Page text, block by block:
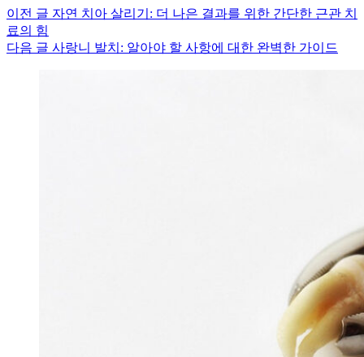
이전 글 자연 치아 살리기: 더 나은 결과를 위한 간단한 근관 치
료의 힘
다음 글 사랑니 발치: 알아야 할 사항에 대한 완벽한 가이드